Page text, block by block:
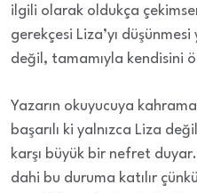
ilgili olarak oldukça
gerekçesi Liza’yı
değil, tamamıyla kendisini
Yazarın okuyucuya
başarılı ki yalnızca Liza
karşı büyük bir nefret
dahi bu duruma katılır